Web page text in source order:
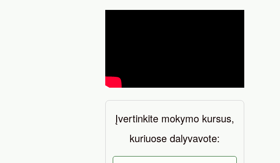
Įvertinkite mokymo kursus,
kuriuose dalyvavote: